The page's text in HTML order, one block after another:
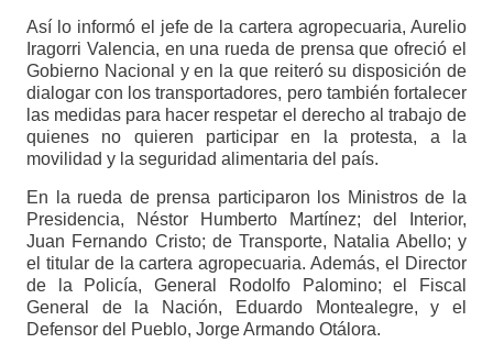
Así lo informó el jefe de la cartera agropecuaria, Aurelio
Iragorri Valencia, en una rueda de prensa que ofreció el
Gobierno Nacional y en la que reiteró su disposición de
dialogar con los transportadores, pero también fortalecer
las medidas para hacer respetar el derecho al trabajo de
quienes no quieren participar en la protesta, a la
movilidad y la seguridad alimentaria del país.
En la rueda de prensa participaron los Ministros de la
Presidencia, Néstor Humberto Martínez; del Interior,
Juan Fernando Cristo; de Transporte, Natalia Abello; y
el titular de la cartera agropecuaria. Además, el Director
de la Policía, General Rodolfo Palomino; el Fiscal
General de la Nación, Eduardo Montealegre, y el
Defensor del Pueblo, Jorge Armando Otálora.